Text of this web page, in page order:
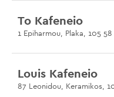
To Kafeneio
1 Epiharmou, Plaka, 105 58
Louis Kafeneio
87 Leonidou, Keramikos,